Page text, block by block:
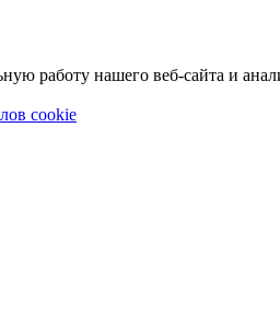
работу нашего веб-сайта и
cookie